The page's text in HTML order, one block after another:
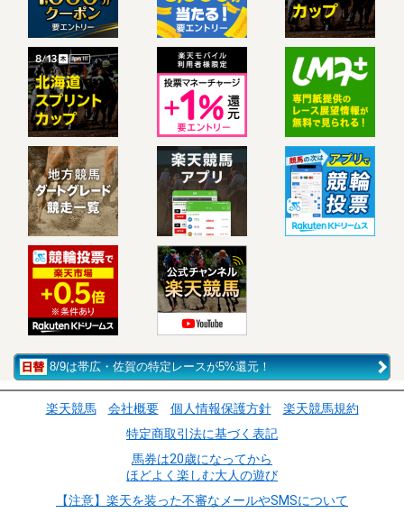
8/9は帯広・佐賀の特定レースが5%還元！
楽天競馬 会社概要 個人情報保護方針
楽天競馬規約
特定商取引法に基づく表記
馬券は20歳になってから
ほどよく楽しむ大人の遊び
【注意】楽天を装った不審なメールやSMSについて